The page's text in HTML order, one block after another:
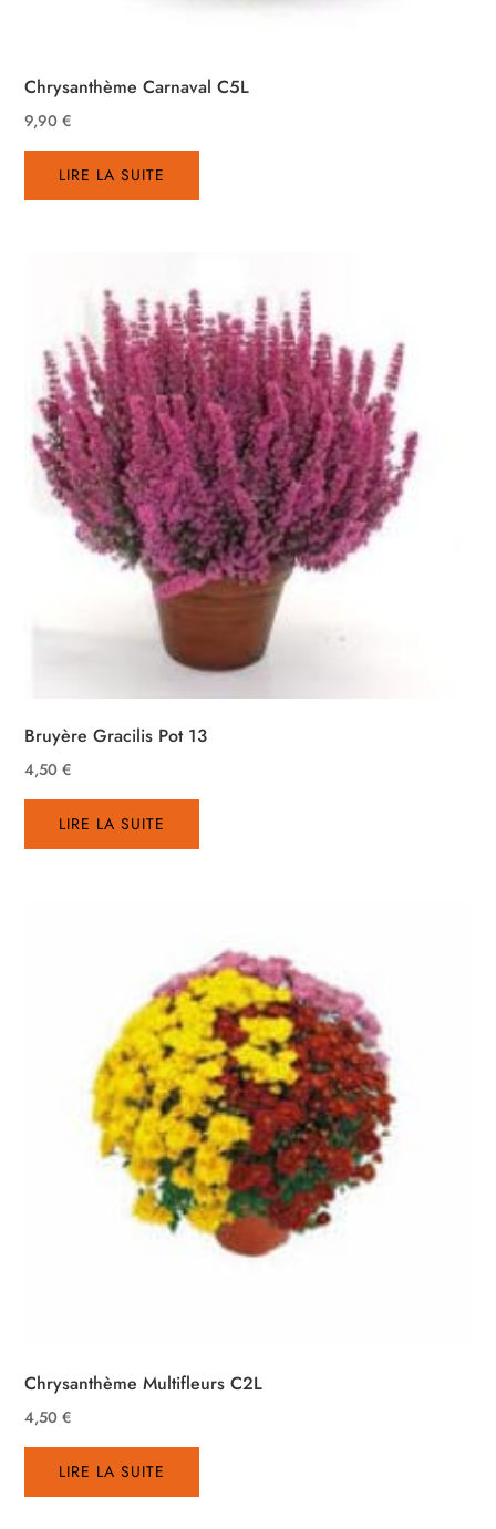
Chrysanthème Carnaval C5L
9,90€
LIRE LA SUITE
Bruyère Gracilis Pot 13
4,50€
LIRE LA SUITE
Chrysanthème Multifleurs C2L
4,50€
LIRE LA SUITE